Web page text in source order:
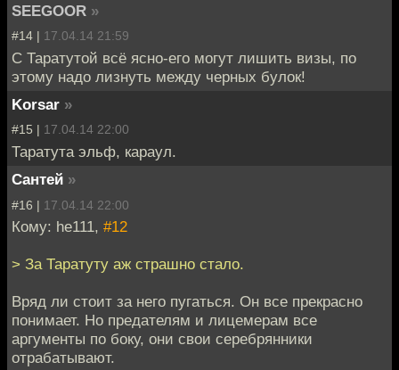
SEEGOOR »
#14 | 17.04.14 21:59
С Таратутой всё ясно-его могут лишить визы, по
этому надо лизнуть между черных булок!
Korsar »
#15 | 17.04.14 22:00
Таратута эльф, караул.
Сантей »
#16 | 17.04.14 22:00
Кому: he111, #12
> За Таратуту аж страшно стало.
Вряд ли стоит за него пугаться. Он все прекрасно
понимает. Но предателям и лицемерам все
аргументы по боку, они свои серебрянники
отрабатывают.